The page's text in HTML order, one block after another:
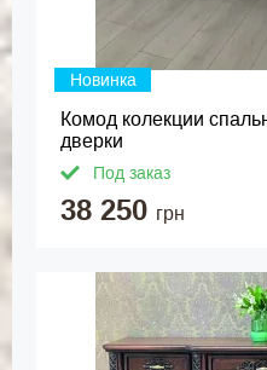
Новинка
Комод колекции
дверки
Под заказ
38 250 грн